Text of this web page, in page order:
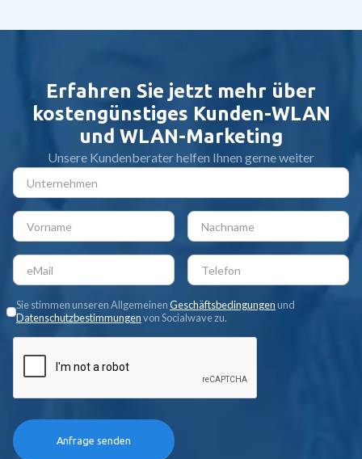
Erfahren Sie jetzt mehr über
kostengünstiges Kunden-WLAN
und WLAN-Marketing
Unsere Kundenberater helfen Ihnen gerne weiter
Sie stimmen unseren AllgemeinenGeschäftsbedingungen und
Datenschutzbestimmungenvon Socialwave zu.